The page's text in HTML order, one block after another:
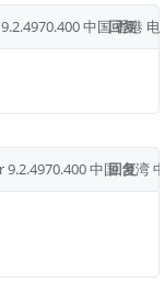
回复
中国 香港 电
回复
9.2.4970.400中国 台湾